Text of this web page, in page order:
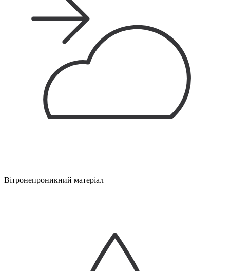
Вітронепроникний матеріал